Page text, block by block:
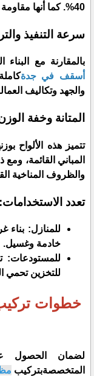
40%. كما أنها مقاومة تماماً لتسرب مياه الأمطار.
​سرعة التنفيذ
بالمقارنة مع
أسقف في جدة
والجهد وتكاليف
​المتانة وخفة
تتميز هذه الألواح
المباني القائمة،
والظروف المناخية
​تعدد الاستخدامات:
​للمنازل:
خادمة وغسيل.
​للمستودعات:
للتخزين تحمي
​خطوات
​لضمان الحصول
المتخصصةبتركيب